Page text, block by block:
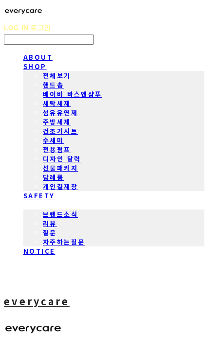
LOG IN 로그인
ABOUT
SHOP
전체보기
핸드솝
베이비 바스앤샴푸
세탁세제
섬유유연제
주방세제
건조기시트
수세미
전용펌프
디자인 달력
선물패키지
답례품
개인결제창
SAFETY
브랜드소식
리뷰
질문
자주하는질문
NOTICE
everycare